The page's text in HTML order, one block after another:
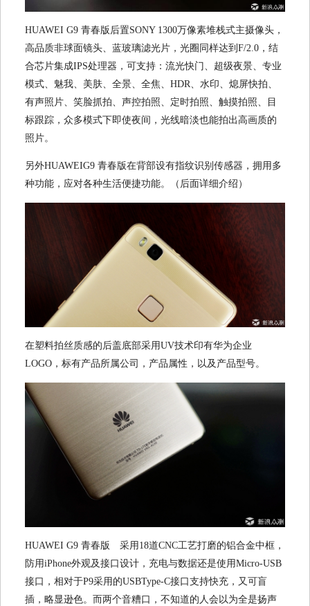
HUAWEI G9 青春版后置SONY 1300万像素堆栈式主摄像头，
高品质非球面镜头、蓝玻璃滤光片，光圈同样达到F/2.0，结
合芯片集成IPS处理器，可支持：流光快门、超级夜景、专业
模式、魅我、美肤、全景、全焦、HDR、水印、熄屏快拍、
有声照片、笑脸抓拍、声控拍照、定时拍照、触摸拍照、目
标跟踪，众多模式下即使夜间，光线暗淡也能拍出高画质的
照片。
另外HUAWEIG9 青春版在背部设有指纹识别传感器，拥用多
种功能，应对各种生活便捷功能。（后面详细介绍）
在塑料拍丝质感的后盖底部采用UV技术印有华为企业
LOGO，标有产品所属公司，产品属性，以及产品型号。
HUAWEI G9 青春版 采用18道CNC工艺打磨的铝合金中框，
防用iPhone外观及接口设计，充电与数据还是使用Micro-USB
接口，相对于P9采用的USBType-C接口支持快充，又可盲
插，略显逊色。而两个音糟口，不知道的人会以为全是扬声